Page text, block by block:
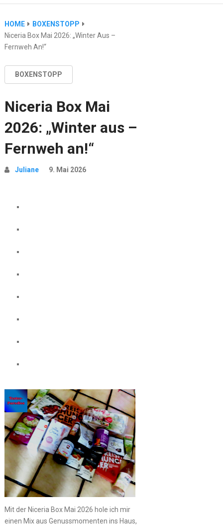
HOME
BOXENSTOPP
Niceria Box Mai 2026: „Winter Aus –
Fernweh An!“
BOXENSTOPP
Niceria Box Mai
2026: „Winter aus –
Fernweh an!“
Juliane 9. Mai 2026
Mit der Niceria Box Mai 2026 hole ich mir
einen Mix aus Genussmomenten ins Haus,